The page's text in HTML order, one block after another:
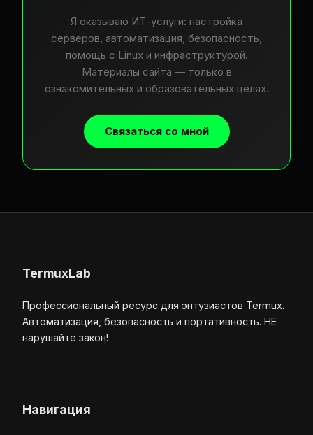
Я оказываю ИТ-услуги: настройка
серверов, автоматизация, безопасность,
помощь с Linux и инфраструктурой.
Материалы сайта — только в
ознакомительных и образовательных целях.
Связаться со мной
TermuxLab
Профессиональный ресурс для энтузиастов Termux.
Автоматизация, безопасность и портативность. НЕ
нарушайте закон!
Навигация